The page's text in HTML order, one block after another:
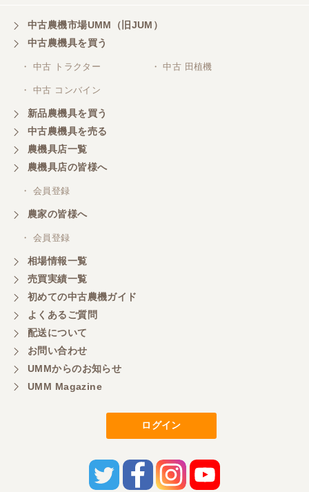
岐阜県／横倉林
ありがとうございます
岐阜県／横倉林
ありがとうございます
岐阜県／横倉林
ありがとうございます
岐阜県／横倉林
ありがとうございます
岐阜県／横倉林
ありがとうございます
中古農機市場UMM（旧JUM）
中古農機具を買う
・ 中古 トラクター ・ 中古 田植機
・ 中古 コンバイン
新品農機具を買う
中古農機具を売る
農機具店一覧
農機具店の皆様へ
・ 会員登録
農家の皆様へ
・ 会員登録
相場情報一覧
売買実績一覧
初めての中古農機ガイド
よくあるご質問
配送について
お問い合わせ
UMMからのお知らせ
UMM Magazine
ログイン